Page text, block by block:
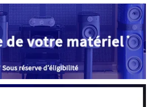
990,00€Les
options
peuvent
être
choisies
sur
la
la